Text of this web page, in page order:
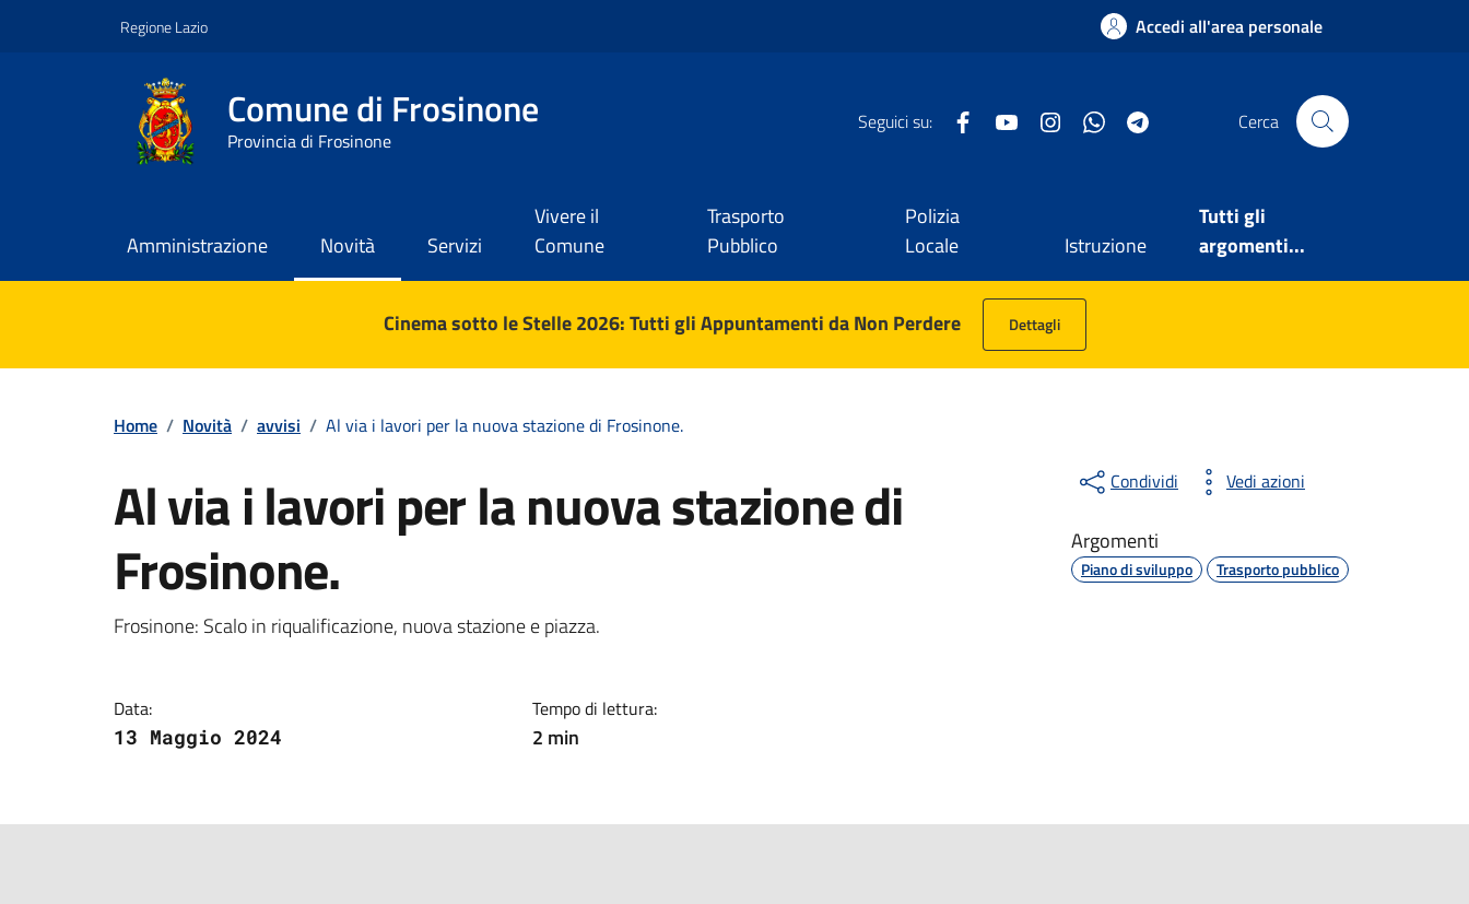
Regione Lazio Accedi all'area personale
Comune di Frosinone
Provincia di Frosinone
Seguici su: FacebookYouTube InstagramWhatsApp Cerca
Amministrazione Novità Servizi
Vivere il
Comune
Trasporto
Pubblico
Polizia
Locale
Istruzione
Tutti gli
argomenti...
Contenuti in evidenzaCinema sotto le Stelle 2026: Tutti gli Appuntamenti da Non Perdere Dettagli
Home / Novità / avvisi / Al via i lavori per la nuova stazione di Frosinone.
Al via i lavori per la nuova stazione di
Frosinone.
Dettagli della notizia
Frosinone: Scalo in riqualificazione, nuova stazione e piazza.
Data:
13 Maggio 2024
Tempo di lettura:
2 min
Condividi Vedi azioni
Argomenti
Piano di sviluppo Trasporto pubblico